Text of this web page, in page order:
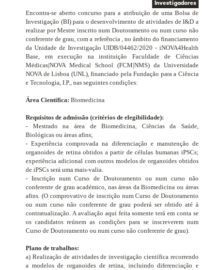
Investigadores
Encontra-se aberto concurso para a atribuição de uma Bolsa de
Investigação (BI) para o desenvolvimento de atividades de I&D a
realizar por Mestre inscrito num Doutoramento ou num curso não
conferente de grau, com a referência , no âmbito do financiamento
da Unidade de InvestigaçãoUIDB/04462/2020 - iNOVA4Health
Base, em execução na instituição Faculdade de Ciências
Médicas|NOVA Medical School (FCM|NMS) da Universidade
NOVA de Lisboa (UNL), financiado pelaFundação para a Ciência
e Tecnologia, I.P., nas seguintes condições:
Área Científica:Biomedicina
Requisitos de admissão (critérios de elegibilidade):
- Mestrado na área de Biomedicina, Ciências da Saúde,
Biológicas ou áreas afins;
- Experiência comprovada na diferenciação e manutenção de
organoides de retina obtidos a partir de células humanas iPSCs;
experiência adicional com outros modelos de organoides obtidos
de iPSCs será uma mais-valia.
- Inscrição num Curso de Doutoramento ou num curso não
conferente de grau académico, nas áreas daBiomedicina ou áreas
afins. (O comprovativo de inscrição num Curso de Doutoramento
ou num curso não conferente de grau poderá ser obtido até à
contratualização. A avaliação aqui feita somente terá em conta se
os candidatos reúnem as condições para se inscreverem num
Curso de Doutoramento ou num curso não conferente de grau).
Plano de trabalhos:
a) Realização de atividades de investigação científica recorrendo
a modelos de organoides de retina, incluindo diferenciação e